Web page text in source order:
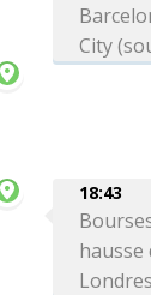
City
18:43
hausse